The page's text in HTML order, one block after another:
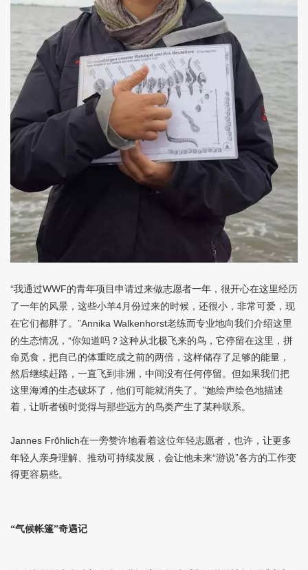
“我通过WWF的青年项目申请过来做志愿者一年，很开心在这里经历
了一年的风景，这些小羊4月份过来的时候，还很小，非常可爱，现
在它们都胖了。”Annika Walkenhorst老练而专业地向我们介绍这里
的生态情况，“你知道吗？这种从北极飞来的鸟，它停留在这里，拼
命觅食，把自己的体重吃成之前的两倍，这样储存了足够的能量，
然后继续赶路，一直飞到非洲，中间没有任何停留。但如果我们把
这里海滩的生态破坏了，他们可能就消失了。”她绘声绘色地描述
着，让听者顿时觉得与那些远方的鸟类产生了某种联系。
Jannes Fröhlich在一旁赞许地看着这位年轻志愿者，也许，让更多
年轻人亲身理解、推动可持续发展，会让他未来“游说”各方的工作变
得更容易些。
“气候帐篷”奇遇记